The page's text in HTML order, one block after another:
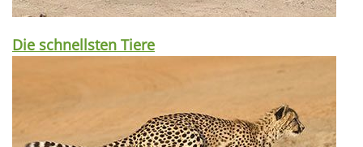
Die schnellsten Tiere